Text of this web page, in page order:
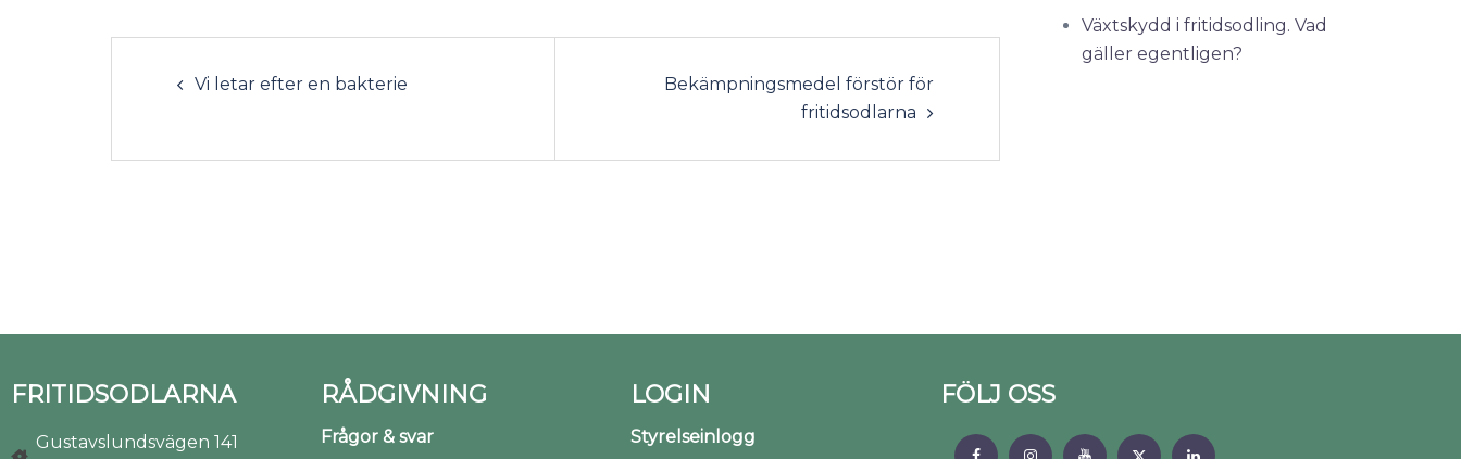
Vi letar efter en bakterie
Bekämpningsmedel förstör för
fritidsodlarna
Växtskydd i fritidsodling. Vad
gäller egentligen?
FRITIDSODLARNA
Gustavslundsvägen 141
RÅDGIVNING
Frågor & svar
LOGIN
Styrelseinlogg
FÖLJ OSS